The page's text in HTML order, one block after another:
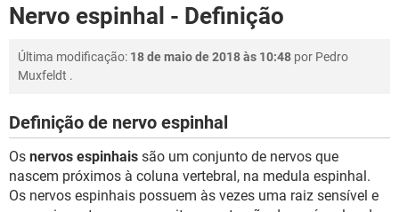
SAÚDE
FAMÍLIA
SEXUALIDADE
Nervo espinhal - Definição
Última modificação: 18 de maio de 2018 às 10:48 por Pedro
Muxfeldt .
Definição de nervo espinhal
Os nervos espinhais são um conjunto de nervos que
nascem próximos à coluna vertebral, na medula espinhal.
Os nervos espinhais possuem às vezes uma raiz sensível e